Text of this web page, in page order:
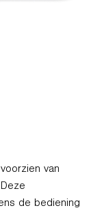
van
de bediening